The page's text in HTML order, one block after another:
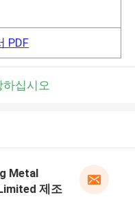
PDF
하십시오
Metal
제조